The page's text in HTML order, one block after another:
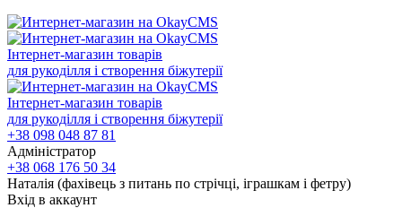
Інтернет-магазин товарів
для рукоділля і створення біжутерії
Інтернет-магазин товарів
для рукоділля і створення біжутерії
+38 098 048 87 81
Адміністратор
+38 068 176 50 34
Наталія (фахівець з питань по стрічці, іграшкам і фетру)
Вхiд в аккаунт